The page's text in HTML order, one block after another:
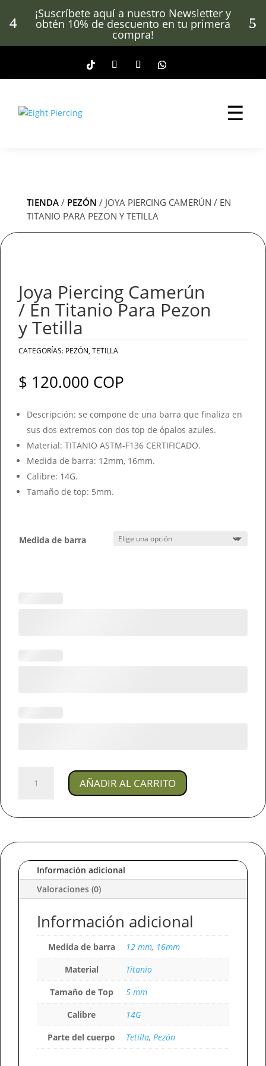
¡Suscríbete aquí a nuestro Newsletter y
obtén 10% de descuento en tu primera
compra!
☰
TIENDA/ PEZÓN / JOYA PIERCING CAMERÚN / EN
TITANIO PARA PEZON Y TETILLA
Joya Piercing Camerún
/ En Titanio Para Pezon
y Tetilla
CATEGORÍAS: PEZÓN, TETILLA
$ 120.000 COP
Descripción: se compone de una barra que finaliza en
sus dos extremos con dos top de ópalos azules.
Material: TITANIO ASTM-F136 CERTIFICADO.
Medida de barra: 12mm, 16mm.
Calibre: 14G.
Tamaño de top: 5mm.
Medida de barra
Piercing
Titanio
Pezon
y
Tetilla
AÑADIR AL CARRITO
Información adicional
Valoraciones (0)
Información adicional
Medida de barra 12 mm, 16mm
Material
Titanio
Tamaño de Top
5 mm
Calibre
14G
Parte del cuerpo
Tetilla, Pezón